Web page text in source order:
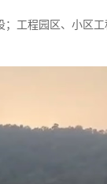
工程园区、小区